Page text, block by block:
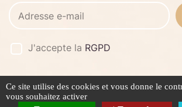
J'accepte la RGPD
©2026 -Stafe.fr
Mentions légales
Politique de
Ce site utilise des cookies et vous donne le
vous souhaitez activer